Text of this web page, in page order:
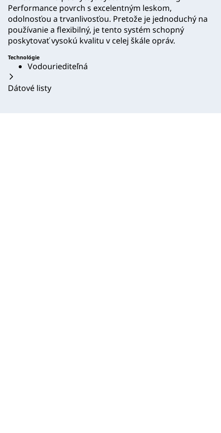
Performance povrch s excelentným leskom,
odolnosťou a trvanlivosťou. Pretože je jednoduchý na
používanie a flexibilný, je tento systém schopný
poskytovať vysokú kvalitu v celej škále opráv.
Technológie
Vodouriediteľná
Dátové listy